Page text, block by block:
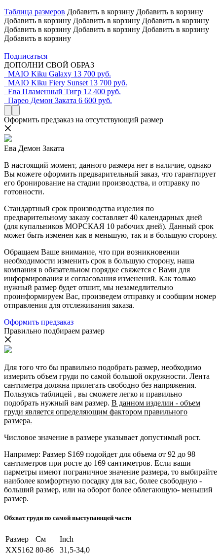
Таблица размеров Добавить в корзину Добавить в корзину
Добавить в корзину Добавить в корзину Добавить в корзину
Добавить в корзину Добавить в корзину Добавить в корзину
Добавить в корзину
Подписаться
ДОПОЛНИ СВОЙ ОБРАЗ
MAIO Kiku Galaxy 13 700 руб.
MAIO Kiku Fiery Sunset 13 700 руб.
Ева Пламенный Тигр 12 400 руб.
Парео Демон Заката 6 600 руб.
Оформить предзаказ на отсутствующий размер
Ева Демон Заката
В настоящий момент, данного размера нет в наличие, однако
Вы можете оформить предварительный заказ, что гарантирует
его бронирование на стадии производства, и отправку по
готовности.
Стандартный срок производства изделия по
предварительному заказу составляет 40 календарных дней
(для купальников МОРСКАЯ 10 рабочих дней). Данный срок
может быть изменен как в меньшую, так и в большую сторону.
Обращаем Ваше внимание, что при возникновении
необходимости изменить срок в большую сторону, наша
компания в обязательном порядке свяжется с Вами для
информирования и согласования изменений. Как только
нужный размер будет отшит, мы незамедлительно
проинформируем Вас, произведем отправку и сообщим номер
отправления для отслеживания заказа.
Оформить предзаказ
Правильно подбираем размер
Для того что бы правильно подобрать размер, необходимо
измерить объем груди по самой большой окружности. Лента
сантиметра должна прилегать свободно без напряжения.
Пользуясь таблицей , вы сможете легко и правильно
подобрать нужный вам размер. В данном изделии - объем
груди является определяющим фактором правильного
размера.
Числовое значение в размере указывает допустимый рост.
Например: Размер S169 подойдет для объема от 92 до 98
сантиметров при росте до 169 сантиметров. Если ваши
парметры имеют пограничное значение размера, то выбирайте
наиболее комфортную посадку для вас, более свободную -
больший размер, или на оборот более облегающую- меньший
размер.
Обхват груди по самой выступающей части
Размер См
Inch
XXS162 80-86 31,5-34,0